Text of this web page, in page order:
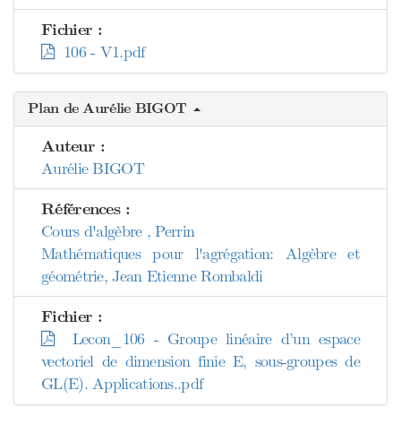
Fichier :
106 - V1.pdf
Plan de Aurélie BIGOT
Auteur :
Aurélie BIGOT
Références :
Cours d'algèbre , Perrin
Mathématiques pour l'agrégation: Algèbre et
géométrie, Jean Etienne Rombaldi
Fichier :
Lecon_106 - Groupe linéaire d’un espace
vectoriel de dimension finie E, sous-groupes de
GL(E). Applications..pdf